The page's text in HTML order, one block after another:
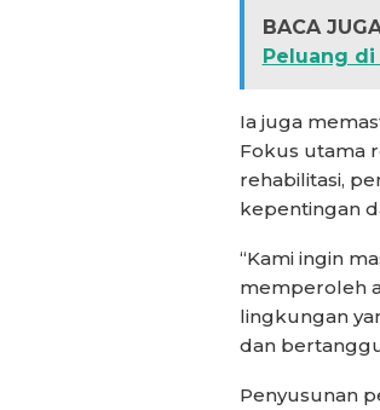
BACA
Peluang di
Ia juga
Fokus utama
rehabilitasi,
kepentingan
“Kami ingin
memperoleh
lingkungan
dan
Penyusunan